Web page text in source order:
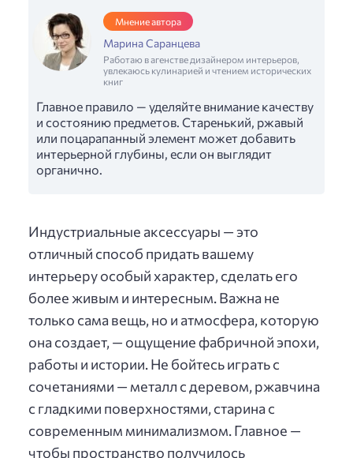
Мнение автора
Марина Саранцева
Работаю в агенстве дизайнером интерьеров,
увлекаюсь кулинарией и чтением исторических
книг
Главное правило — уделяйте внимание качеству
и состоянию предметов. Старенький, ржавый
или поцарапанный элемент может добавить
интерьерной глубины, если он выглядит
органично.
Индустриальные аксессуары — это
отличный способ придать вашему
интерьеру особый характер, сделать его
более живым и интересным. Важна не
только сама вещь, но и атмосфера, которую
она создает, — ощущение фабричной эпохи,
работы и истории. Не бойтесь играть с
сочетаниями — металл с деревом, ржавчина
с гладкими поверхностями, старина с
современным минимализмом. Главное —
чтобы пространство получилось